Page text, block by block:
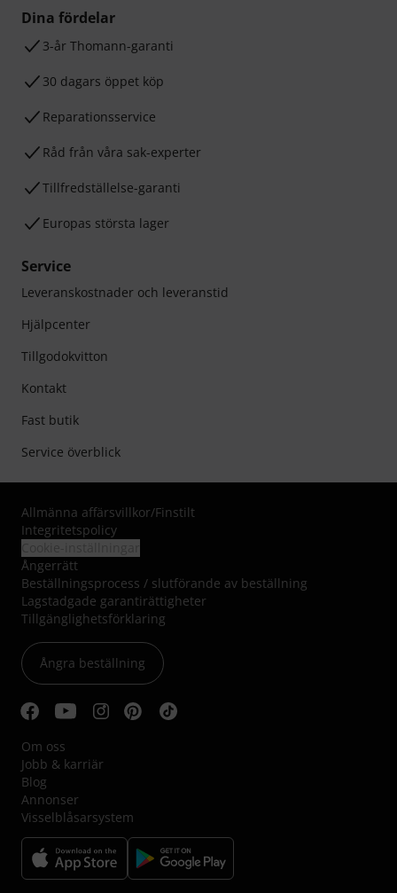
Dina fördelar
3-år Thomann-garanti
30 dagars öppet köp
Reparationsservice
Råd från våra sak-experter
Tillfredställelse-garanti
Europas största lager
Service
Leveranskostnader och leveranstid
Hjälpcenter
Tillgodokvitton
Kontakt
Fast butik
Service överblick
Allmänna affärsvillkor/Finstilt
Integritetspolicy
Ångerrätt
Beställningsprocess / slutförande av beställning
Lagstadgade garantirättigheter
Tillgänglighetsförklaring
Ångra beställning
Om oss
Jobb & karriär
Blog
Annonser
Visselblåsarsystem